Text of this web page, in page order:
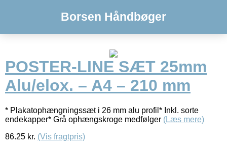
Borsen Håndbøger
POSTER-LINE SÆT 25mm
Alu/elox. – A4 – 210 mm
* Plakatophængningssæt i 26 mm alu profil* Inkl. sorte
endekapper* Grå ophængskroge medfølger (Læs mere)
86.25 kr. (Vis fragtpris)